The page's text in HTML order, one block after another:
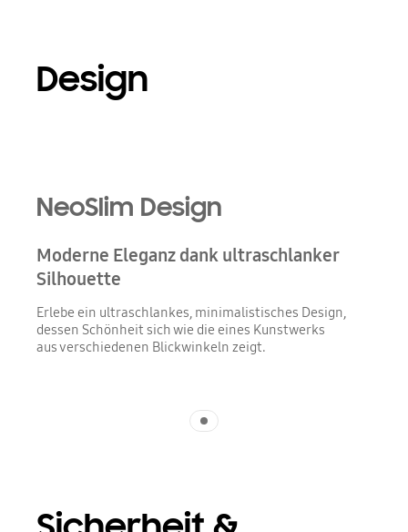
Design
NeoSlim Design
Moderne Eleganz dank ultraschlanker
Silhouette
Erlebe ein ultraschlankes, minimalistisches Design,
dessen Schönheit sich wie die eines Kunstwerks
aus verschiedenen Blickwinkeln zeigt.